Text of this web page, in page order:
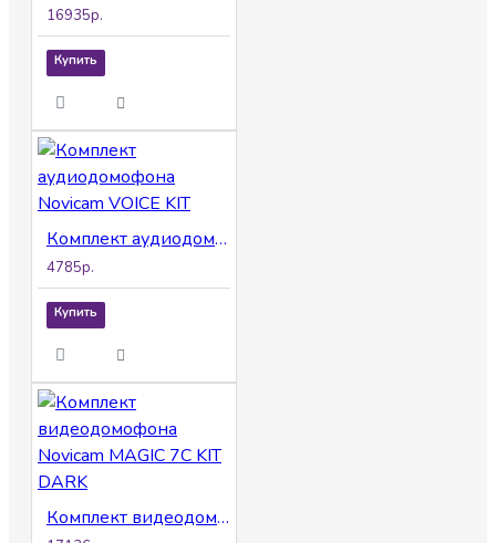
16935р.
Купить
Комплект аудиодомофона Novicam VOICE KIT
4785р.
Купить
Комплект видеодомофона Novicam MAGIC 7C KIT DARK